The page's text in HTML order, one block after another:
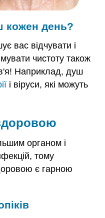
кожен день?
вас відчувати і
чистоту також
Наприклад, душ
і віруси, які можуть
органом і
тому
є гарною